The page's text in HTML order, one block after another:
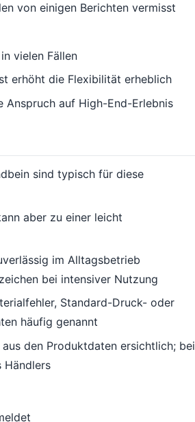
von einigen Berichten vermisst
vielen Fällen
erhöht die Flexibilität erheblich
Anspruch auf High-End-Erlebnis
sind typisch für diese
aber zu einer leicht
im Alltagsbetrieb
bei intensiver Nutzung
Standard-Druck- oder
häufig genannt
den Produktdaten ersichtlich; bei
Händlers